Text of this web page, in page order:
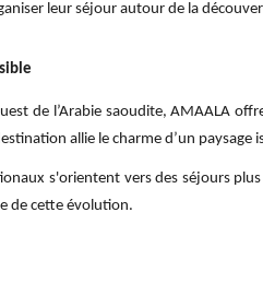
leur séjour autour de la
de l’Arabie saoudite, AMAALA
allie le charme d’un paysage
s'orientent vers des séjours
de cette évolution.